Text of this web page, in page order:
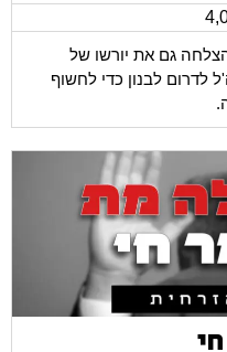
גם את יורשו של
לדרום לבנון כדי לחשוף